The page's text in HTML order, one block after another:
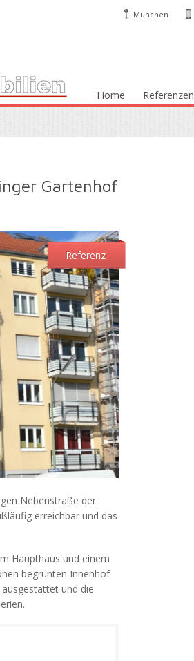
München
Home Referenzen
Gartenhof
Referenz
Nebenstraße der
erreichbar und das
Haupthaus und einem
begrünten Innenhof
und die